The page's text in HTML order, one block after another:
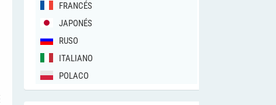
FRANCÉS
JAPONÉS
RUSO
ITALIANO
POLACO